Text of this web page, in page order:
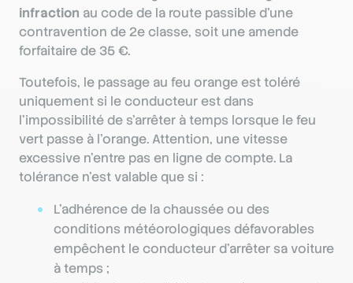
infraction au code de la route passible d’une
contravention de 2e classe, soit une amende
forfaitaire de 35 €.
Toutefois, le passage au feu orange est toléré
uniquement si le conducteur est dans
l’impossibilité de s’arrêter à temps lorsque le feu
vert passe à l’orange. Attention, une vitesse
excessive n’entre pas en ligne de compte. La
tolérance n’est valable que si :
L’adhérence de la chaussée ou des
conditions météorologiques défavorables
empêchent le conducteur d’arrêter sa voiture
à temps ;